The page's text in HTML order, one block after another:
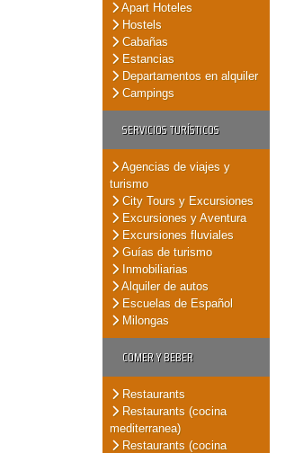
Apart Hoteles
Hostels
Cabañas
Estancias
Departamentos en alquiler
Campings
SERVICIOS TURÍSTICOS
Agencias de viajes y
turismo
City Tours y Excursiones
Excursiones y Aventura
Excursiones fluviales
Guías de turismo
Inmobiliarias
Alquiler de autos
Escuelas de Español
Milongas
COMER Y BEBER
Restaurants
Restaurants (cocina
mediterranea)
Restaurants (cocina